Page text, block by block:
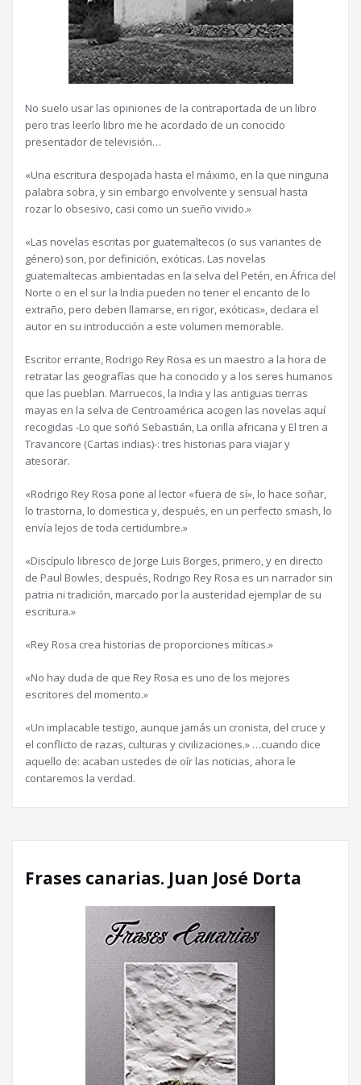
No suelo usar las opiniones de la contraportada de un libro
pero tras leerlo libro me he acordado de un conocido
presentador de televisión…
«Una escritura despojada hasta el máximo, en la que ninguna
palabra sobra, y sin embargo envolvente y sensual hasta
rozar lo obsesivo, casi como un sueño vivido.»
«Las novelas escritas por guatemaltecos (o sus variantes de
género) son, por definición, exóticas. Las novelas
guatemaltecas ambientadas en la selva del Petén, en África del
Norte o en el sur la India pueden no tener el encanto de lo
extraño, pero deben llamarse, en rigor, exóticas», declara el
autor en su introducción a este volumen memorable.
Escritor errante, Rodrigo Rey Rosa es un maestro a la hora de
retratar las geografías que ha conocido y a los seres humanos
que las pueblan. Marruecos, la India y las antiguas tierras
mayas en la selva de Centroamérica acogen las novelas aquí
recogidas -Lo que soñó Sebastián, La orilla africana y El tren a
Travancore (Cartas indias)-: tres historias para viajar y
atesorar.
«Rodrigo Rey Rosa pone al lector «fuera de sí», lo hace soñar,
lo trastorna, lo domestica y, después, en un perfecto smash, lo
envía lejos de toda certidumbre.»
«Discípulo libresco de Jorge Luis Borges, primero, y en directo
de Paul Bowles, después, Rodrigo Rey Rosa es un narrador sin
patria ni tradición, marcado por la austeridad ejemplar de su
escritura.»
«Rey Rosa crea historias de proporciones míticas.»
«No hay duda de que Rey Rosa es uno de los mejores
escritores del momento.»
«Un implacable testigo, aunque jamás un cronista, del cruce y
el conflicto de razas, culturas y civilizaciones.» …cuando dice
aquello de: acaban ustedes de oír las noticias, ahora le
contaremos la verdad.
Frases canarias. Juan José Dorta